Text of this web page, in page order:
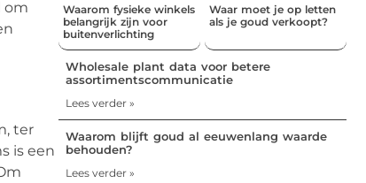
om
ter
is een
Waarom fysieke winkels
belangrijk zijn voor
buitenverlichting
Waar moet je op letten
als je goud verkoopt?
Wholesale plant data voor betere
assortimentscommunicatie
Lees verder »
Waarom blijft goud al eeuwenlang waarde
behouden?
Lees verder »